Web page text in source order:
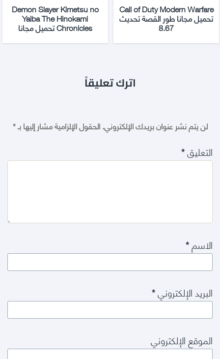
Call of Duty Modern Warfare
تحميل مجانا طور القصة تحديث
8.67
Demon Slayer Kimetsu no
Yaiba The Hinokami
Chronicles تحميل مجانا
اترك تعليقاً
لن يتم نشر عنوان بريدك الإلكتروني.الحقول الإلزامية مشار إليها بـ*
التعليق*
الاسم*
البريد الإلكتروني*
الموقع الإلكتروني